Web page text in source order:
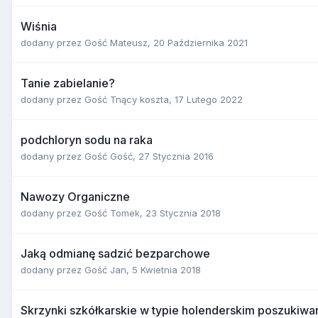
Wiśnia
dodany przez Gość Mateusz, 20 Października 2021
Tanie zabielanie?
dodany przez Gość Tnący koszta, 17 Lutego 2022
podchloryn sodu na raka
dodany przez Gość Gość, 27 Stycznia 2016
Nawozy Organiczne
dodany przez Gość Tomek, 23 Stycznia 2018
Jaką odmianę sadzić bezparchowe
dodany przez Gość Jan, 5 Kwietnia 2018
Skrzynki szkółkarskie w typie holenderskim